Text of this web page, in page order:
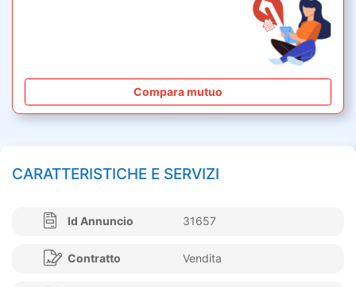
Compara mutuo
CARATTERISTICHE E SERVIZI
Id Annuncio 31657
Contratto Vendita